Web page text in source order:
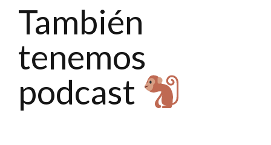
También
tenemos
podcast